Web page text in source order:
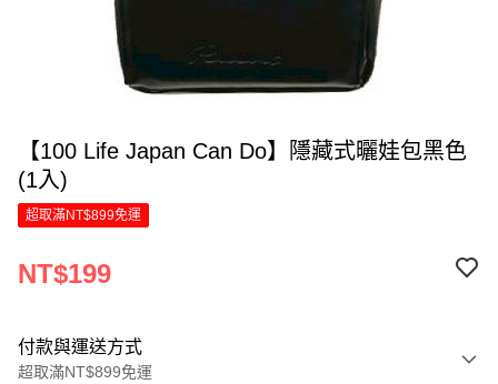
【100 Life Japan Can Do】隱藏式曬娃包黑色
(1入)
超取滿NT$899免運
NT$199
付款與運送方式
超取滿NT$899免運